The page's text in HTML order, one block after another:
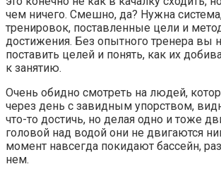
чем ничего. Смешно, да? Нужна
тренировок, поставленные цели и
достижения. Без опытного тренера вы
поставить целей и понять, как их
к занятию.
Очень обидно смотреть на людей,
через день с завидным упорством,
что-то достичь, но делая одно и тоже
головой над водой они не двигаются
момент навсегда покидают бассейн,
нем.